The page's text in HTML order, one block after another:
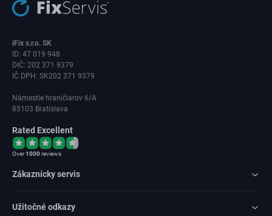
iFix s.r.o. SK
ID: 47 019 948
DIČ: 202 371 9379
IČ DPH: SK202 371 9379
Námestie hraničiarov 6/A
85103 Bratislava
Rated Excellent
Over1000reviews
Zákaznícky servis
Užitočné odkazy